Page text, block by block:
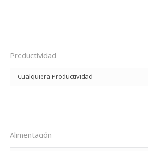
Productividad
Cualquiera Productividad
Alimentación